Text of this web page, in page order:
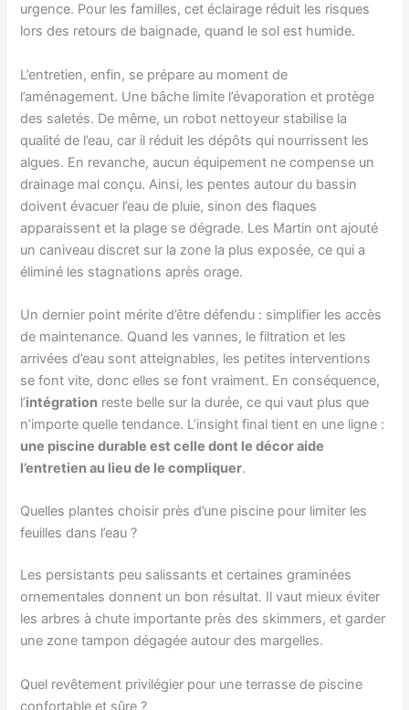
urgence. Pour les familles, cet éclairage réduit les risques
lors des retours de baignade, quand le sol est humide.
L’entretien, enfin, se prépare au moment de
l’aménagement. Une bâche limite l’évaporation et protège
des saletés. De même, un robot nettoyeur stabilise la
qualité de l’eau, car il réduit les dépôts qui nourrissent les
algues. En revanche, aucun équipement ne compense un
drainage mal conçu. Ainsi, les pentes autour du bassin
doivent évacuer l’eau de pluie, sinon des flaques
apparaissent et la plage se dégrade. Les Martin ont ajouté
un caniveau discret sur la zone la plus exposée, ce qui a
éliminé les stagnations après orage.
Un dernier point mérite d’être défendu : simplifier les accès
de maintenance. Quand les vannes, le filtration et les
arrivées d’eau sont atteignables, les petites interventions
se font vite, donc elles se font vraiment. En conséquence,
l’intégration reste belle sur la durée, ce qui vaut plus que
n’importe quelle tendance. L’insight final tient en une ligne :
une piscine durable est celle dont le décor aide
l’entretien au lieu de le compliquer.
Quelles plantes choisir près d’une piscine pour limiter les
feuilles dans l’eau ?
Les persistants peu salissants et certaines graminées
ornementales donnent un bon résultat. Il vaut mieux éviter
les arbres à chute importante près des skimmers, et garder
une zone tampon dégagée autour des margelles.
Quel revêtement privilégier pour une terrasse de piscine
confortable et sûre ?